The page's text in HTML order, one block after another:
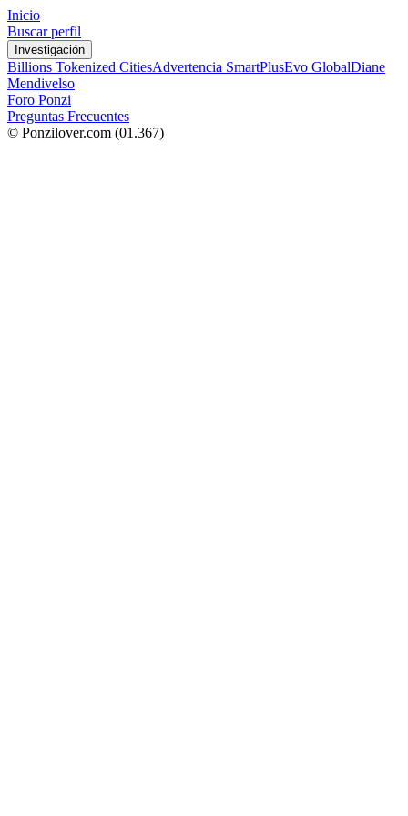
Inicio
Buscar perfil
Investigación
Billions Tokenized CitiesAdvertencia SmartPlusEvo GlobalDiane
Mendivelso
Foro Ponzi
Preguntas Frecuentes
© Ponzilover.com (01.367)